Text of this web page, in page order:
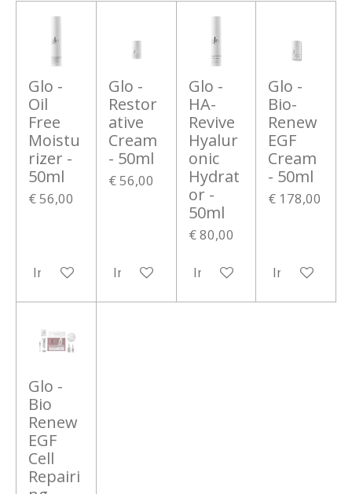
Glo -
Oil
Free
Moistu
rizer -
50ml
€ 56,00
In winkelwagen
Glo -
Restor
ative
Cream
- 50ml
€ 56,00
In winkelwagen
Glo -
HA-
Revive
Hyalur
onic
Hydrat
or -
50ml
€ 80,00
In winkelwagen
Glo -
Bio-
Renew
EGF
Cream
- 50ml
€ 178,00
In
Glo -
Bio
Renew
EGF
Cell
Repairi